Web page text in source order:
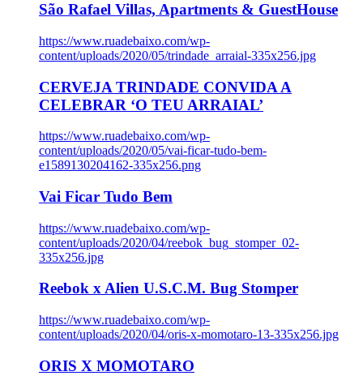
São Rafael Villas, Apartments & GuestHouse
https://www.ruadebaixo.com/wp-
content/uploads/2020/05/trindade_arraial-335x256.jpg
CERVEJA TRINDADE CONVIDA A
CELEBRAR ‘O TEU ARRAIAL’
https://www.ruadebaixo.com/wp-
content/uploads/2020/05/vai-ficar-tudo-bem-
e1589130204162-335x256.png
Vai Ficar Tudo Bem
https://www.ruadebaixo.com/wp-
content/uploads/2020/04/reebok_bug_stomper_02-
335x256.jpg
Reebok x Alien U.S.C.M. Bug Stomper
https://www.ruadebaixo.com/wp-
content/uploads/2020/04/oris-x-momotaro-13-335x256.jpg
ORIS X MOMOTARO